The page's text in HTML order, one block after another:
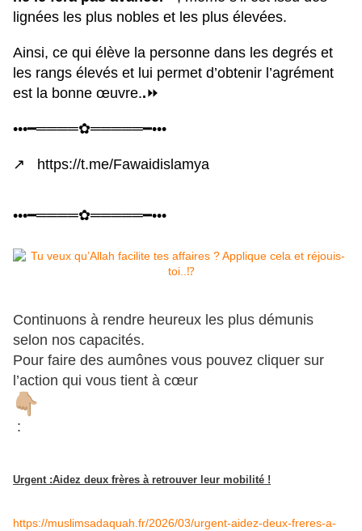
lignées les plus nobles et les plus élevées.
Ainsi, ce qui élève la personne dans les degrés et
les rangs élevés et lui permet d’obtenir l’agrément
est la bonne œuvre..⏩️
•••━════✿═════━•••
↗️ https://t.me/Fawaidislamya
•••━════✿═════━•••
Continuons à rendre heureux les plus démunis
selon nos capacités.
Pour faire des aumônes vous pouvez cliquer sur
l’action qui vous tient à cœur
:
Urgent :Aidez deux frères à retrouver leur mobilité !
https://muslimsadaquah.fr/2026/03/urgent-aidez-deux-freres-a-